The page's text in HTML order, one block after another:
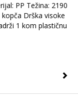
PP Težina: 2190
Drška visoke
1 kom plastičnu